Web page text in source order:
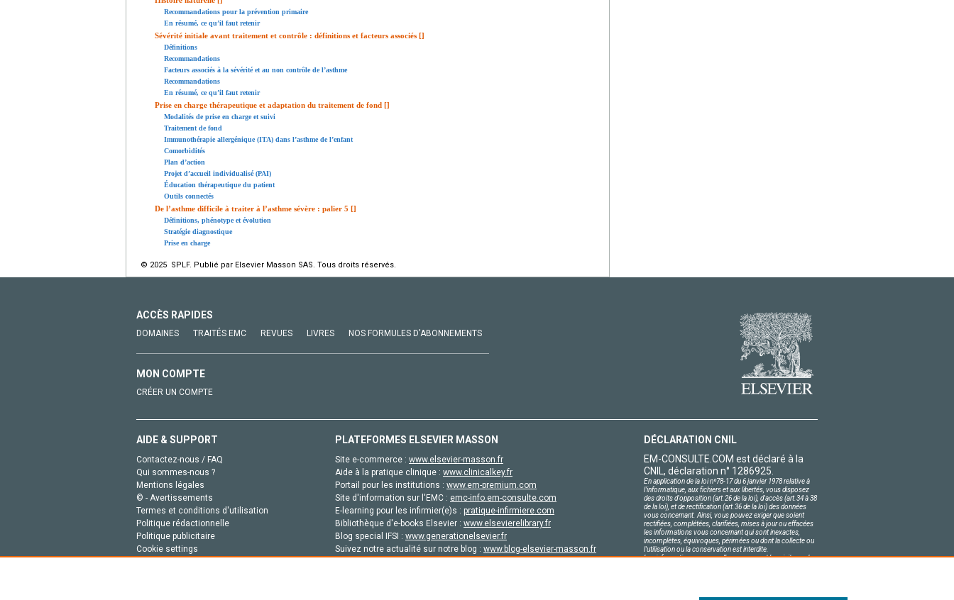
Recommandations pour la prévention primaire
En résumé, ce qu’il faut retenir
Sévérité initiale avant traitement et contrôle : définitions et facteurs associés []
Définitions
Recommandations
Facteurs associés à la sévérité et au non contrôle de l’asthme
Recommandations
En résumé, ce qu’il faut retenir
Prise en charge thérapeutique et adaptation du traitement de fond []
Modalités de prise en charge et suivi
Traitement de fond
Immunothérapie allergénique (ITA) dans l’asthme de l’enfant
Comorbidités
Plan d’action
Projet d’accueil individualisé (PAI)
Éducation thérapeutique du patient
Outils connectés
De l’asthme difficile à traiter à l’asthme sévère : palier 5 []
Définitions, phénotype et évolution
Stratégie diagnostique
Prise en charge
© 2025 SPLF. Publié par Elsevier Masson SAS. Tous droits réservés.
ACCÈS RAPIDES
DOMAINES TRAITÉS EMC REVUES LIVRES NOS FORMULES D'ABONNEMENTS
MON COMPTE
CRÉER UN COMPTE
AIDE & SUPPORT
Contactez-nous / FAQ
Qui sommes-nous ?
Mentions légales
© - Avertissements
Termes et conditions d'utilisation
Politique rédactionnelle
Politique publicitaire
Cookie settings
PLATEFORMES ELSEVIER MASSON
Site e-commerce : www.elsevier-masson.fr
Aide à la pratique clinique : www.clinicalkey.fr
Portail pour les institutions : www.em-premium.com
Site d'information sur l'EMC : emc-info.em-consulte.com
E-learning pour les infirmier(e)s : pratique-infirmiere.com
Bibliothèque d'e-books Elsevier : www.elsevierelibrary.fr
Blog special IFSI : www.generationelsevier.fr
Suivez notre actualité sur notre blog : www.blog-elsevier-masson.fr
DÉCLARATION CNIL
EM-CONSULTE.COM est déclaré à la
CNIL, déclaration n° 1286925.
En application de la loi nº78-17 du 6 janvier 1978 relative à
l'informatique, aux fichiers et aux libertés, vous disposez
des droits d'opposition (art.26 de la loi), d'accès (art.34 à 38
de la loi), et de rectification (art.36 de la loi) des données
vous concernant. Ainsi, vous pouvez exiger que soient
rectifiées, complétées, clarifiées, mises à jour ou effacées
les informations vous concernant qui sont inexactes,
incomplètes, équivoques, périmées ou dont la collecte ou
l'utilisation ou la conservation est interdite.
Les informations personnelles concernant les visiteurs de